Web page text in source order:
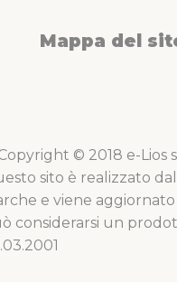
Mappa del
© 2018 e-Lios
sito è realizzato
e viene
considerarsi un